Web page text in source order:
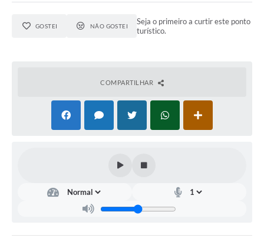
GOSTEI NÃO GOSTEI
Seja o primeiro a curtir este ponto
turístico.
COMPARTILHAR